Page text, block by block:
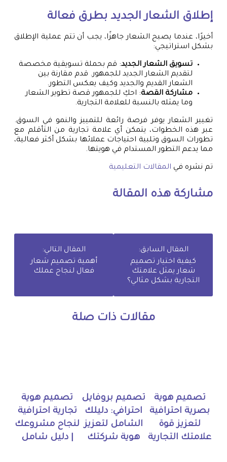
إطلاق الشعار الجديد بطرق فعالة
أخيرًا، عندما يصبح الشعار جاهزًا، يجب أن تتم عملية الإطلاق
بشكل استراتيجي:
تسويق الشعار الجديد: قم بحملة تسويقية مخصصة
لتقديم الشعار الجديد للجمهور. قدم مقارنة بين
الشعار القديم والجديد وكيف يعكس التطور.
مشاركة القصة: احكِ للجمهور قصة تطوير الشعار
وما يمثله بالنسبة للعلامة التجارية.
تغيير الشعار يوفر فرصة رائعة للتمييز والنمو في السوق.
عبر هذه الخطوات، يتمكن أي علامة تجارية من التأقلم مع
تطورات السوق وتلبية احتياجات عملائها بشكل أكثر فعالية،
مما يدعم التطور المستدام في هويتها.
تم نشره في المقالات التعليمية
مشاركة هذه المقالة
المقال السابق:
كيفية اختيار تصميم
شعار يمثل علامتك
التجارية بشكل مثالي؟
المقال التالي:
أهمية تصميم شعار
فعال لنجاح عملك
مقالات ذات صلة
تصميم هوية
بصرية احترافية
لتعزيز قوة
علامتك التجارية
تصميم بروفايل
احترافي: دليلك
الشامل لتعزيز
هوية شركتك
تصميم هوية
تجارية احترافية
لنجاح مشروعك
| دليل شامل